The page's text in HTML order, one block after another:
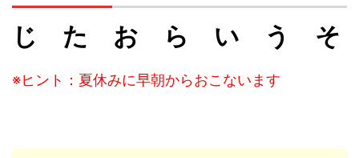
じ た お ら い う そ
※ヒント：夏休みに早朝からおこないます